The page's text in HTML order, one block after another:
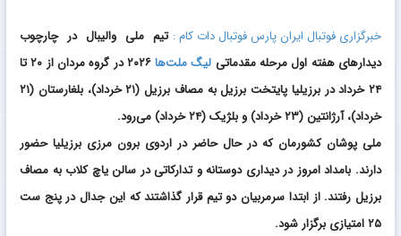
خبرگزاری فوتبال ایران پارس فوتبال دات کام : تیم ملی والیبال در چارچوب
دیدارهای هفته اول مرحله مقدماتی لیگ ملت‌ها
۲۰۲۶ در گروه مردان از ۲۰ تا
۲۴ خرداد در برزیلیا پایتخت برزیل به مصاف برزیل (۲۱ خرداد)، بلغارستان (۲۱
خرداد)، آرژانتین (۲۳ خرداد) و بلژیک (۲۴ خرداد) می‌رود.
ملی پوشان کشورمان که در حال حاضر در اردوی برون مرزی برزیلیا حضور
دارند. بامداد امروز در دیداری دوستانه و تدارکاتی در سالن یاچ کلاب به مصاف
برزیل رفتند. از ابتدا سرمربیان دو تیم قرار گذاشتند که این جدال در پنج ست
۲۵ امتیازی برگزار شود.